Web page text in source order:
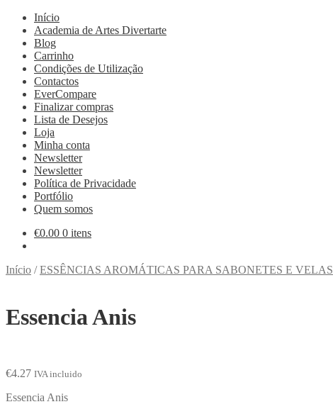
Início
Academia de Artes Divertarte
Blog
Carrinho
Condições de Utilização
Contactos
EverCompare
Finalizar compras
Lista de Desejos
Loja
Minha conta
Newsletter
Newsletter
Política de Privacidade
Portfólio
Quem somos
€0.00 0 itens
Início /ESSÊNCIAS AROMÁTICAS PARA SABONETES E VELAS
Essencia Anis
€4.27 IVA incluido
Essencia Anis